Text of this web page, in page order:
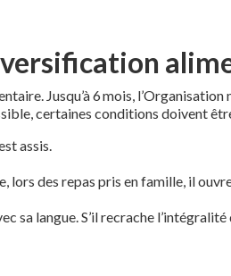
Jusqu’à 6 mois,
certaines conditions doivent
assis.
lors des repas pris en famille, il
langue. S’il recrache